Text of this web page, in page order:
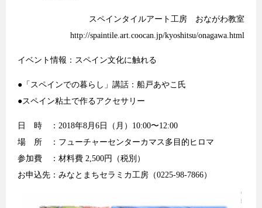
スペインタイルアート工房 おながわ教室
http://spaintile.art.coocan.jp/kyoshitsu/onagawa.html
イベント情報：スペイン文化に触れる
●「スペインでの暮らし」講話：船戸あやこ氏
●スペイン粘土で作るアクセサリー
日 時 ：2018年8月6日（月）10:00〜12:00
場 所 ：フューチャーセンターカマス多目的ヒロマ
参加費 ：材料費 2,500円（税別）
お申込先：みなとまちセラミカ工房（0225-98-7866）